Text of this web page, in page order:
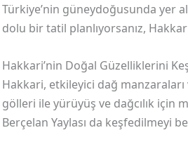
Türkiye’nin güneydoğusunda yer
dolu bir tatil planlıyorsanız,
Hakkari’nin Doğal Güzelliklerini
Hakkari, etkileyici dağ
gölleri ile yürüyüş ve dağcılık için
Berçelan Yaylası da keşfedilmeyi